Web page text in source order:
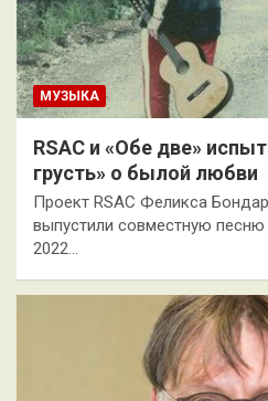
МУЗЫКА
RSAC и «Обе две»
грусть» о былой любви
Проект RSAC Феликса
выпустили совместную песню
2022…